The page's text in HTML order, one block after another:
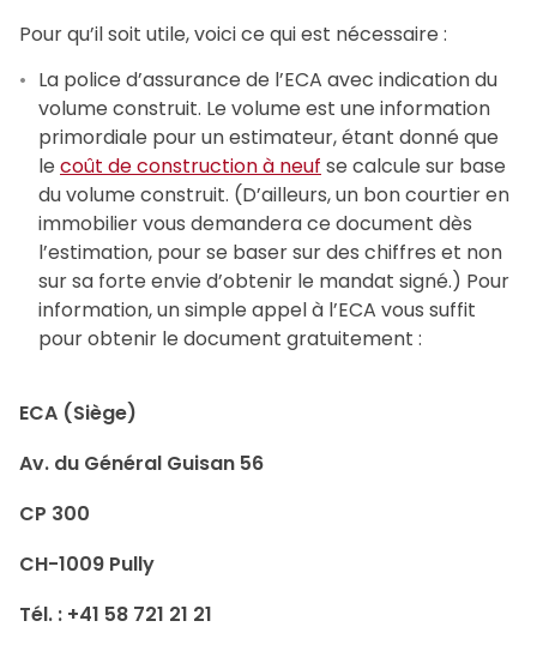
Pour qu’il soit utile, voici ce qui est nécessaire :
La police d’assurance de l’ECA avec indication du
volume construit. Le volume est une information
primordiale pour un estimateur, étant donné que
le coût de construction à neuf se calcule sur base
du volume construit. (D’ailleurs, un bon courtier en
immobilier vous demandera ce document dès
l’estimation, pour se baser sur des chiffres et non
sur sa forte envie d’obtenir le mandat signé.) Pour
information, un simple appel à l’ECA vous suffit
pour obtenir le document gratuitement :
ECA (Siège)
Av. du Général Guisan 56
CP 300
CH-1009 Pully
Tél. : +41 58 721 21 21